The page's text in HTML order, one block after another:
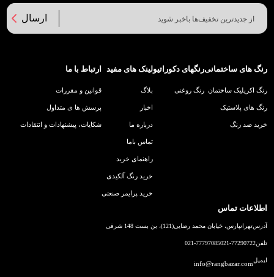
ارسال
رنگ های ساختمانی
رنگ اکریلیک ساختمان
رنگ های پلاستیک
خرید ضد زنگ
رنگهای دکوراتیو
رنگ روغنی
لینک های مفید
بلاگ
اخبار
درباره ما
تماس باما
راهنمای خرید
خرید رنگ آلکیدی
خرید پرایمر صنعتی
ارتباط با ما
قوانین و مقررات
پرسش ها ی متداول
شکایات، پیشنهادات و انتقادات
اطلاعات تماس
آدرستهرانپارس، خیابان محمد رضایی(121)، بن بست 148 شرقی
تلفن021-77290722
021-77797085
ایمیلinfo@rangbazar.com